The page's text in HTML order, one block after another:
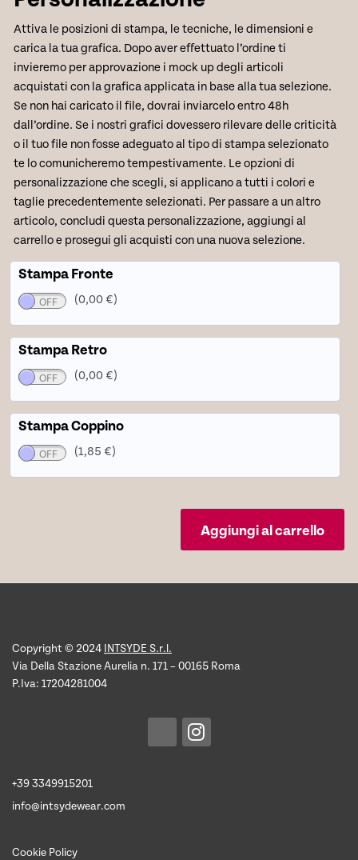
Attiva le posizioni di stampa, le tecniche, le dimensioni e
carica la tua grafica. Dopo aver effettuato l’ordine ti
invieremo per approvazione i mock up degli articoli
acquistati con la grafica applicata in base alla tua selezione.
Se non hai caricato il file, dovrai inviarcelo entro 48h
dall’ordine. Se i nostri grafici dovessero rilevare delle criticità
o il tuo file non fosse adeguato al tipo di stampa selezionato
te lo comunicheremo tempestivamente. Le opzioni di
personalizzazione che scegli, si applicano a tutti i colori e
taglie precedentemente selezionati. Per passare a un altro
articolo, concludi questa personalizzazione, aggiungi al
carrello e prosegui gli acquisti con una nuova selezione.
Stampa Fronte
(0,00 €)
Stampa Retro
(0,00 €)
Stampa Coppino
(1,85 €)
Aggiungi al carrello
Copyright © 2024 INTSYDE S.r.l.
Via Della Stazione Aurelia n. 171 – 00165 Roma
P.Iva: 17204281004
+39 3349915201
info@intsydewear.com
Cookie Policy